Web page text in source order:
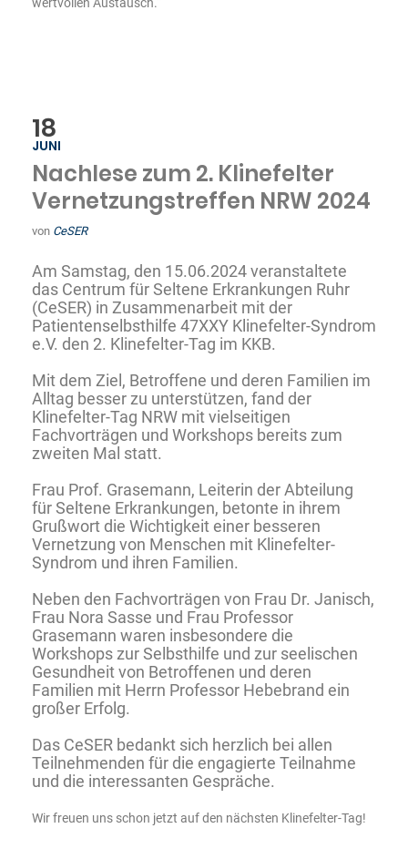
18
JUNI
Nachlese zum 2. Klinefelter
Vernetzungstreffen NRW 2024
von CeSER
Am Samstag, den 15.06.2024 veranstaltete
das Centrum für Seltene Erkrankungen Ruhr
(CeSER) in Zusammenarbeit mit der
Patientenselbsthilfe 47XXY Klinefelter-Syndrom
e.V. den 2. Klinefelter-Tag im KKB.
Mit dem Ziel, Betroffene und deren Familien im
Alltag besser zu unterstützen, fand der
Klinefelter-Tag NRW mit vielseitigen
Fachvorträgen und Workshops bereits zum
zweiten Mal statt.
Frau Prof. Grasemann, Leiterin der Abteilung
für Seltene Erkrankungen, betonte in ihrem
Grußwort die Wichtigkeit einer besseren
Vernetzung von Menschen mit Klinefelter-
Syndrom und ihren Familien.
Neben den Fachvorträgen von Frau Dr. Janisch,
Frau Nora Sasse und Frau Professor
Grasemann waren insbesondere die
Workshops zur Selbsthilfe und zur seelischen
Gesundheit von Betroffenen und deren
Familien mit Herrn Professor Hebebrand ein
großer Erfolg.
Das CeSER bedankt sich herzlich bei allen
Teilnehmenden für die engagierte Teilnahme
und die interessanten Gespräche.
Wir freuen uns schon jetzt auf den nächsten Klinefelter-Tag!